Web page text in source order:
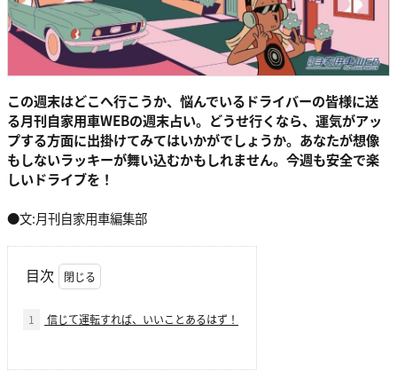
この週末はどこへ行こうか、悩んでいるドライバーの皆様に送
る月刊自家用車WEBの週末占い。どうせ行くなら、運気がアッ
プする方面に出掛けてみてはいかがでしょうか。あなたが想像
もしないラッキーが舞い込むかもしれません。今週も安全で楽
しいドライブを！
●文:月刊自家用車編集部
目次
1 信じて運転すれば、いいことあるはず！